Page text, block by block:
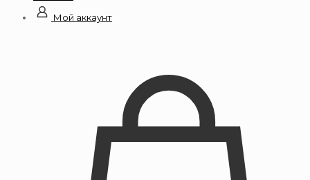
Мой аккаунт